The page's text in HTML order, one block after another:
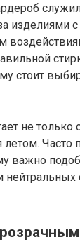
изделиями
стоит
не только
летом.
важно